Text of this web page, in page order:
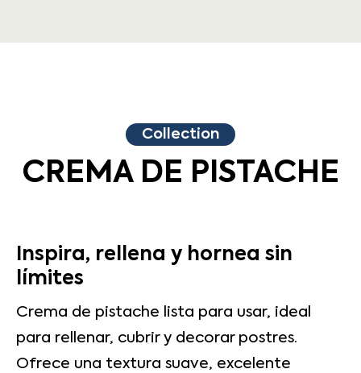
Collection
CREMA DE PISTACHE
Inspira, rellena y hornea sin
límites
Crema de pistache lista para usar, ideal
para rellenar, cubrir y decorar postres.
Ofrece una textura suave, excelente